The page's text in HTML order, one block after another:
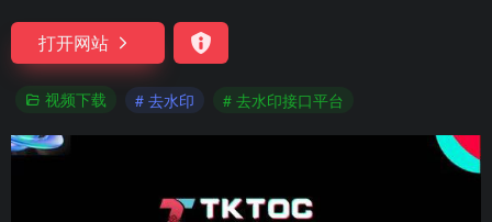
打开网站
视频下载 # 去水印 # 去水印接口平台